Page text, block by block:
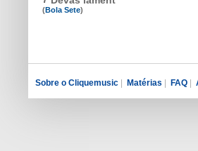
(Bola Sete)
Sobre o Cliquemusic | Matérias | FAQ |